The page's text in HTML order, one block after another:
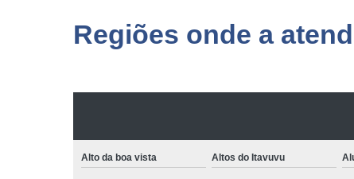
Regiões onde a
Alto da boa vista Altos do Itavuvu